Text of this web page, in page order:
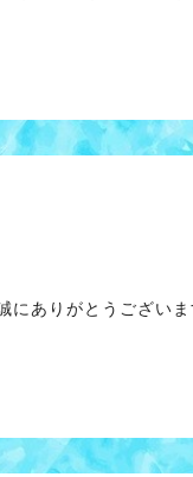
にありがとうござい